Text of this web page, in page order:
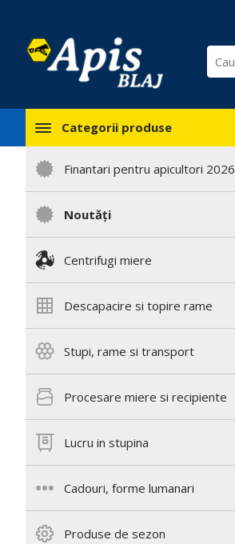
Categorii produse
Finantari pentru apicultori 2026
Noutăți
Centrifugi miere
Descapacire si topire rame
Stupi, rame si transport
Procesare miere si recipiente
Lucru in stupina
Cadouri, forme lumanari
Produse de sezon